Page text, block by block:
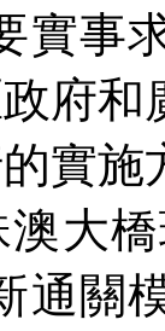
實事
府
實
大
通關